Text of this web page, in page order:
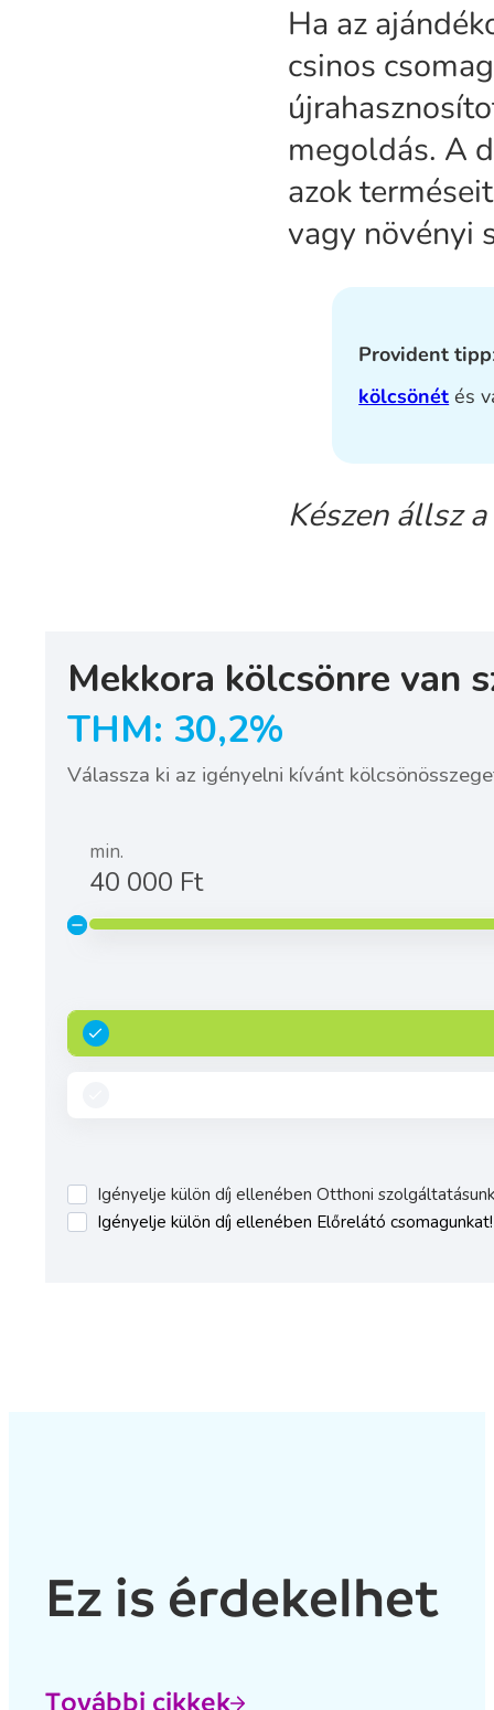
Ha az
csinos
megoldás. A
azok
vagy növényi
Provident tipp
kölcsönét és
Készen állsz
Ez is érdekelhet
További cikkek